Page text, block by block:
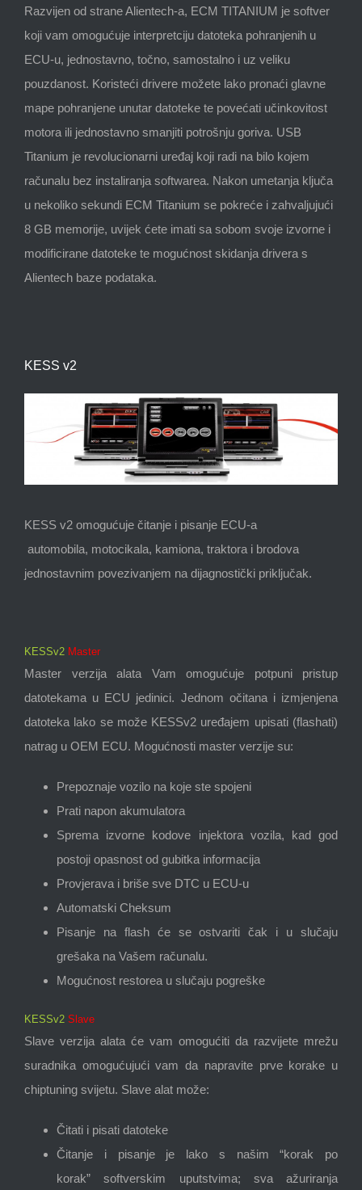
Razvijen od strane Alientech-a, ECM TITANIUM je softver
koji vam omogućuje interpretciju datoteka pohranjenih u
ECU-u, jednostavno, točno, samostalno i uz veliku
pouzdanost. Koristeći drivere možete lako pronaći glavne
mape pohranjene unutar datoteke te povećati učinkovitost
motora ili jednostavno smanjiti potrošnju goriva. USB
Titanium je revolucionarni uređaj koji radi na bilo kojem
računalu bez instaliranja softwarea. Nakon umetanja ključa
u nekoliko sekundi ECM Titanium se pokreće i zahvaljujući
8 GB memorije, uvijek ćete imati sa sobom svoje izvorne i
modificirane datoteke te mogućnost skidanja drivera s
Alientech baze podataka.
KESS v2
KESS v2 omogućuje čitanje i pisanje ECU-a
automobila, motocikala, kamiona, traktora i brodova
jednostavnim povezivanjem na dijagnostički priključak.
KESSv2 Master
Master verzija alata Vam omogućuje potpuni pristup
datotekama u ECU jedinici. Jednom očitana i izmjenjena
datoteka lako se može KESSv2 uređajem upisati (flashati)
natrag u OEM ECU. Mogućnosti master verzije su:
Prepoznaje vozilo na koje ste spojeni
Prati napon akumulatora
Sprema izvorne kodove injektora vozila, kad god
postoji opasnost od gubitka informacija
Provjerava i briše sve DTC u ECU-u
Automatski Cheksum
Pisanje na flash će se ostvariti čak i u slučaju
grešaka na Vašem računalu.
Mogućnost restorea u slučaju pogreške
KESSv2 Slave
Slave verzija alata će vam omogućiti da razvijete mrežu
suradnika omogućujući vam da napravite prve korake u
chiptuning svijetu. Slave alat može:
Čitati i pisati datoteke
Čitanje i pisanje je lako s našim “korak po
korak” softverskim uputstvima; sva ažuriranja